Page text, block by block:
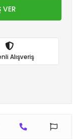
VER
Alışveriş